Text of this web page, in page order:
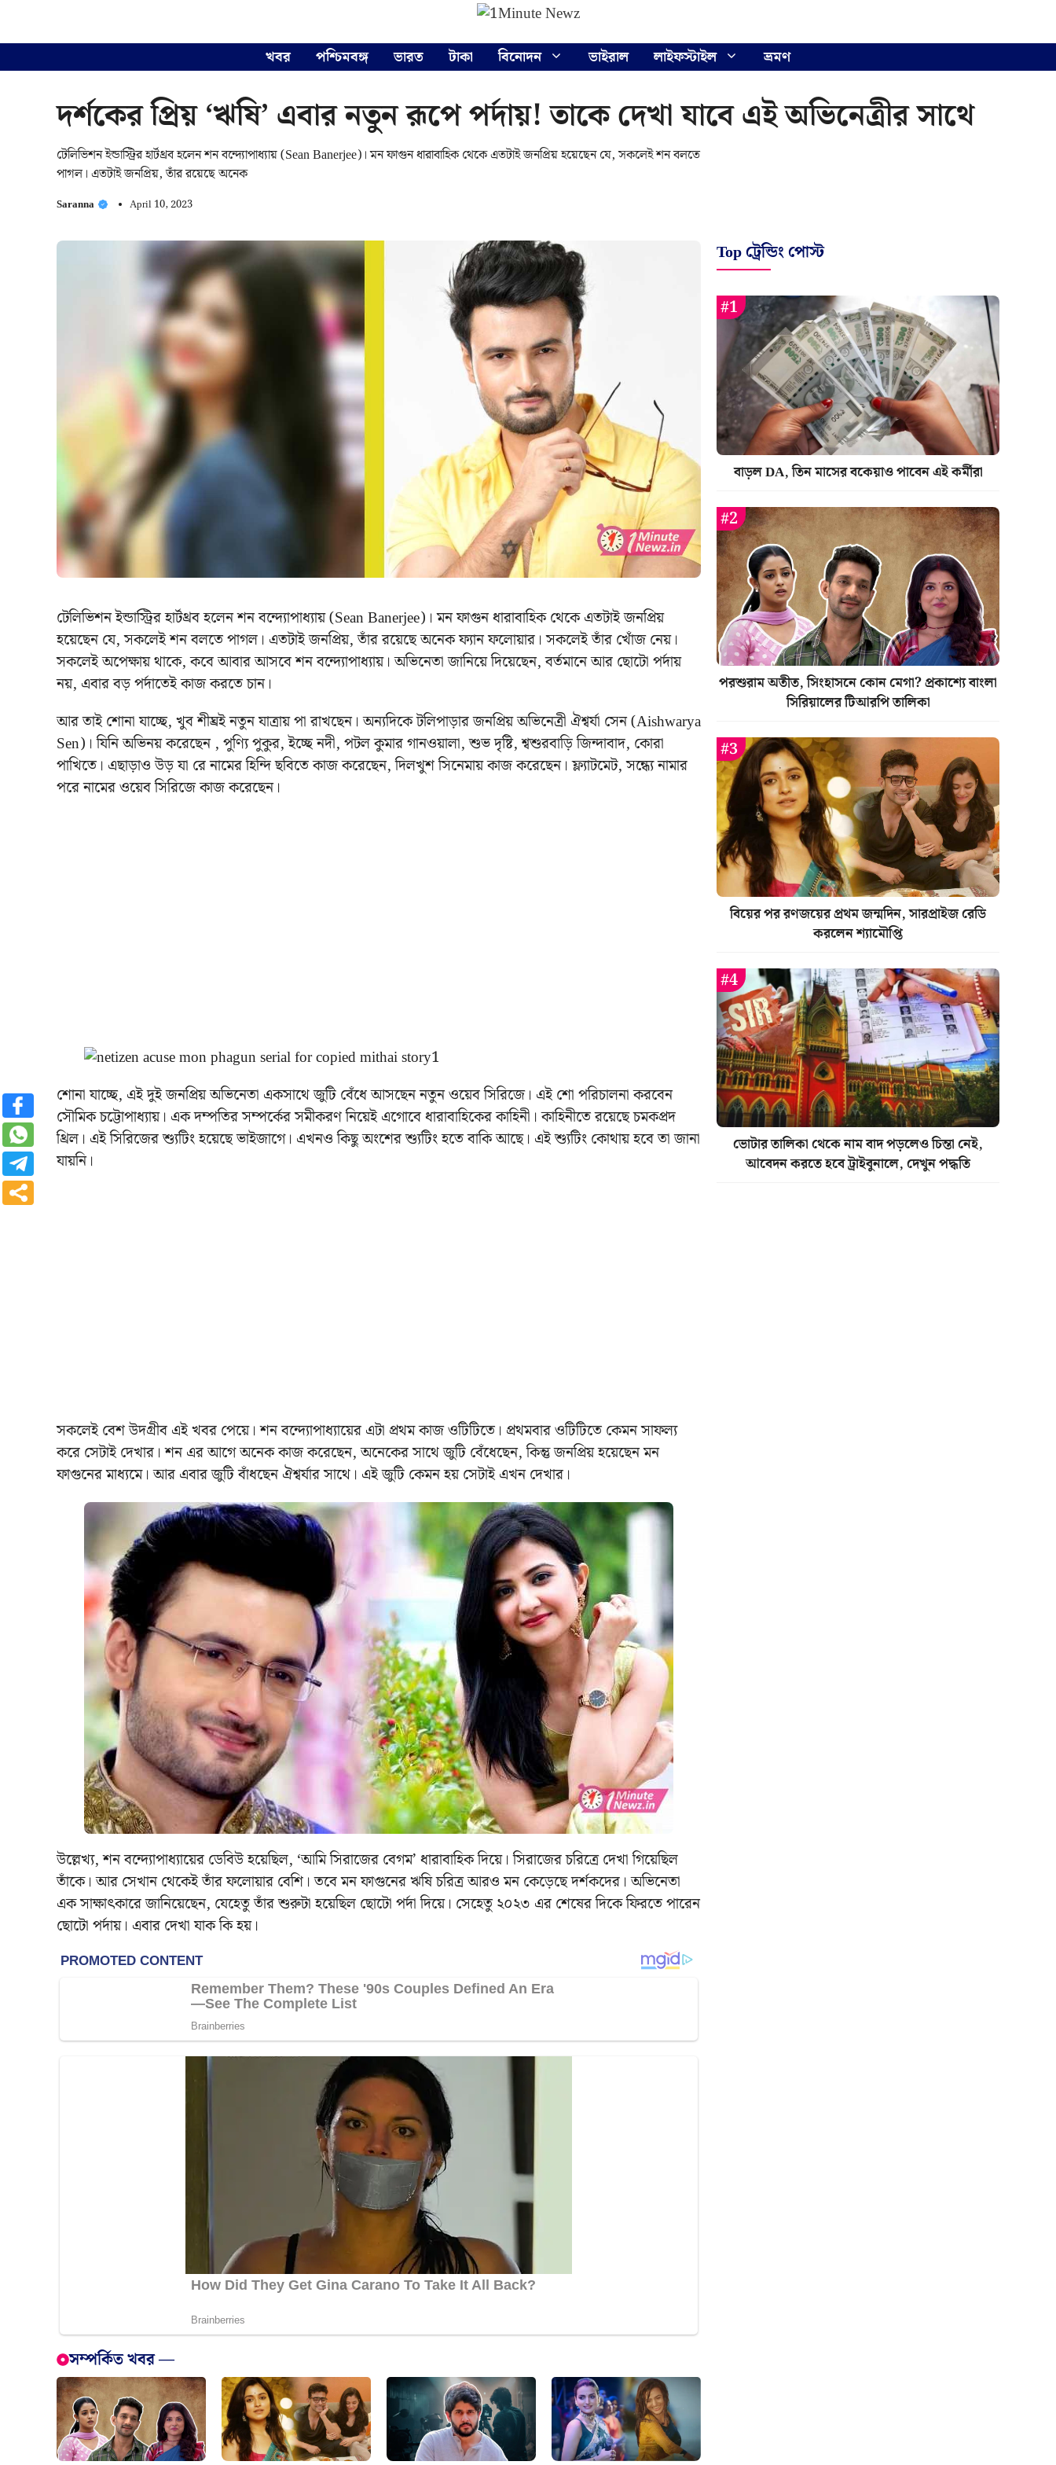
খবর পশ্চিমবঙ্গ ভারত টাকা বিনোদন ভাইরাল লাইফস্টাইল ভ্রমণ
দর্শকের প্রিয় ‘ঋষি’ এবার নতুন রূপে পর্দায়! তাকে দেখা যাবে এই অভিনেত্রীর সাথে
টেলিভিশন ইন্ডাস্ট্রির হার্টথ্রব হলেন শন বন্দ্যোপাধ্যায় (Sean Banerjee)। মন ফাগুন ধারাবাহিক থেকে এতটাই জনপ্রিয় হয়েছেন যে, সকলেই শন বলতে
পাগল। এতটাই জনপ্রিয়, তাঁর রয়েছে অনেক
Saranna April 10, 2023
টেলিভিশন ইন্ডাস্ট্রির হার্টথ্রব হলেন শন বন্দ্যোপাধ্যায় (Sean Banerjee)। মন ফাগুন ধারাবাহিক থেকে এতটাই জনপ্রিয়
হয়েছেন যে, সকলেই শন বলতে পাগল। এতটাই জনপ্রিয়, তাঁর রয়েছে অনেক ফ্যান ফলোয়ার। সকলেই তাঁর খোঁজ নেয়।
সকলেই অপেক্ষায় থাকে, কবে আবার আসবে শন বন্দ্যোপাধ্যায়। অভিনেতা জানিয়ে দিয়েছেন, বর্তমানে আর ছোটো পর্দায়
নয়, এবার বড় পর্দাতেই কাজ করতে চান।
আর তাই শোনা যাচ্ছে, খুব শীঘ্রই নতুন যাত্রায় পা রাখছেন। অন্যদিকে টলিপাড়ার জনপ্রিয় অভিনেত্রী ঐশ্বর্যা সেন (Aishwarya
Sen)। যিনি অভিনয় করেছেন , পুণ্যি পুকুর, ইচ্ছে নদী, পটল কুমার গানওয়ালা, শুভ দৃষ্টি, শ্বশুরবাড়ি জিন্দাবাদ, কোরা
পাখিতে। এছাড়াও উড় যা রে নামের হিন্দি ছবিতে কাজ করেছেন, দিলখুশ সিনেমায় কাজ করেছেন। ফ্ল্যাটমেট, সন্ধ্যে নামার
পরে নামের ওয়েব সিরিজে কাজ করেছেন।
শোনা যাচ্ছে, এই দুই জনপ্রিয় অভিনেতা একসাথে জুটি বেঁধে আসছেন নতুন ওয়েব সিরিজে। এই শো পরিচালনা করবেন
সৌমিক চট্টোপাধ্যায়। এক দম্পতির সম্পর্কের সমীকরণ নিয়েই এগোবে ধারাবাহিকের কাহিনী। কাহিনীতে রয়েছে চমকপ্রদ
থ্রিল। এই সিরিজের শ্যুটিং হয়েছে ভাইজাগে। এখনও কিছু অংশের শ্যুটিং হতে বাকি আছে। এই শ্যুটিং কোথায় হবে তা জানা
যায়নি।
সকলেই বেশ উদগ্রীব এই খবর পেয়ে। শন বন্দ্যোপাধ্যায়ের এটা প্রথম কাজ ওটিটিতে। প্রথমবার ওটিটিতে কেমন সাফল্য
করে সেটাই দেখার। শন এর আগে অনেক কাজ করেছেন, অনেকের সাথে জুটি বেঁধেছেন, কিন্তু জনপ্রিয় হয়েছেন মন
ফাগুনের মাধ্যমে। আর এবার জুটি বাঁধছেন ঐশ্বর্যার সাথে। এই জুটি কেমন হয় সেটাই এখন দেখার।
উল্লেখ্য, শন বন্দ্যোপাধ্যায়ের ডেবিউ হয়েছিল, ‘আমি সিরাজের বেগম’ ধারাবাহিক দিয়ে। সিরাজের চরিত্রে দেখা গিয়েছিল
তাঁকে। আর সেখান থেকেই তাঁর ফলোয়ার বেশি। তবে মন ফাগুনের ঋষি চরিত্র আরও মন কেড়েছে দর্শকদের। অভিনেতা
এক সাক্ষাৎকারে জানিয়েছেন, যেহেতু তাঁর শুরুটা হয়েছিল ছোটো পর্দা দিয়ে। সেহেতু ২০২৩ এর শেষের দিকে ফিরতে পারেন
ছোটো পর্দায়। এবার দেখা যাক কি হয়।
সম্পর্কিত খবর —
Top ট্রেন্ডিং পোস্ট
বাড়ল DA, তিন মাসের বকেয়াও পাবেন এই কর্মীরা
পরশুরাম অতীত, সিংহাসনে কোন মেগা? প্রকাশ্যে বাংলা
সিরিয়ালের টিআরপি তালিকা
বিয়ের পর রণজয়ের প্রথম জন্মদিন, সারপ্রাইজ রেডি
করলেন শ্যামৌপ্তি
ভোটার তালিকা থেকে নাম বাদ পড়লেও চিন্তা নেই,
আবেদন করতে হবে ট্রাইবুনালে, দেখুন পদ্ধতি